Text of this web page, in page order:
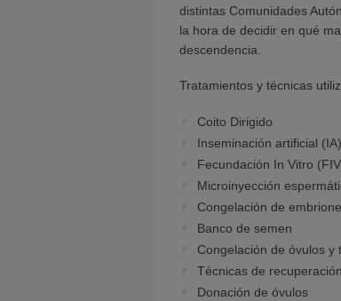
distintas Comunidades
la hora de decidir en qué
descendencia.
Tratamientos y técnicas
Coito Dirigido
Inseminación artificial (IA)
Fecundación In Vitro
Microinyección
Congelación de
Banco de semen
Congelación de óvulos y
Técnicas de
Donación de óvulos